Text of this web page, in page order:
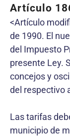
Artículo
<Artículo
de 1990. El
del Impuesto
presente Ley.
concejos y
del respectivo
Las tarifas
municipio de